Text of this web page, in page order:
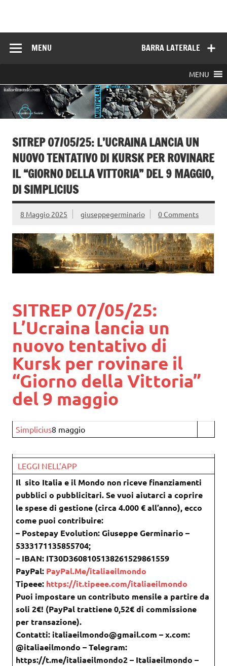
BARRA LATERALE
MENU
MENU
SITREP 07/05/25: L’UCRAINA LANCIA UN
NUOVO TENTATIVO DI KURSK PER ROVINARE
IL “GIORNO DELLA VITTORIA” DEL 9 MAGGIO,
DI SIMPLICIUS
8 Maggio 2025 giuseppegerminario 0 Comments
SITREP 07/05/25:
L’Ucraina lancia un
nuovo tentativo di
Kursk per rovinare il
“Giorno della Vittoria”
del 9 maggio
Simplicius8 maggio
LEGGI NELL’APP
Il sito Italia e il Mondo non riceve finanziamenti
pubblici o pubblicitari. Se vuoi aiutarci a coprire
le spese di gestione (circa 4.000 € all’anno), ecco
come puoi contribuire:
– Postepay Evolution: Giuseppe Germinario –
5333171135855704;
– IBAN: IT30D3608105138261529861559
PayPal: PayPal.Me/italiaeilmondo
Tipeee: https://it.tipeee.com/italiaeilmondo
Puoi impostare un contributo mensile a partire da
soli 2€! (PayPal trattiene 0,52€ di commissione
per transazione).
Contatti: italiaeilmondo@gmail.com – x.com:
@italiaeilmondo – Telegram:
https://t.me/italiaeilmondo2 – Italiaeilmondo –